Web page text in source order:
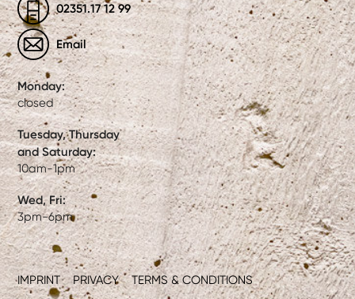
IMPRINT PRIVACY TERMS & CONDITIONS
02351.17 12 99
Email
Monday:
closed
Tuesday, Thursday
and Saturday:
10am-1pm
Wed, Fri:
3pm-6pm